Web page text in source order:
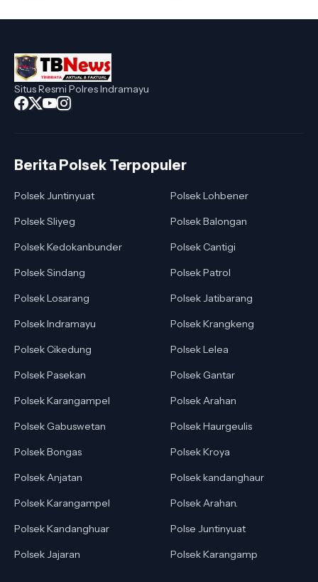
Situs Resmi Polres Indramayu
Berita Polsek Terpopuler
Polsek Juntinyuat
Polsek Lohbener
Polsek Sliyeg
Polsek Balongan
Polsek Kedokanbunder
Polsek Cantigi
Polsek Sindang
Polsek Patrol
Polsek Losarang
Polsek Jatibarang
Polsek Indramayu
Polsek Krangkeng
Polsek Cikedung
Polsek Lelea
Polsek Pasekan
Polsek Gantar
Polsek Karangampel
Polsek Arahan
Polsek Gabuswetan
Polsek Haurgeulis
Polsek Bongas
Polsek Kroya
Polsek Anjatan
Polsek kandanghaur
Polsek Karangampel
Polsek Arahan.
Polsek Kandanghuar
Polse Juntinyuat
Polsek Jajaran
Polsek Karangamp